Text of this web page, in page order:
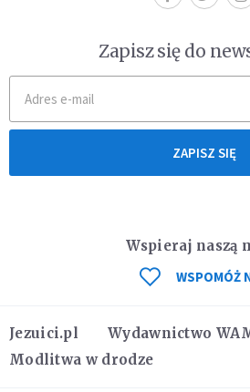
Zapisz się do
ZAPISZ SIĘ
Jezuici.pl Wydawnictwo
Modlitwa w drodze
Wspieraj naszą
WSPOMÓŻ